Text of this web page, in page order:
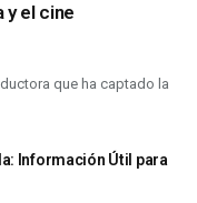
y el cine
que ha captado la
Información Útil para